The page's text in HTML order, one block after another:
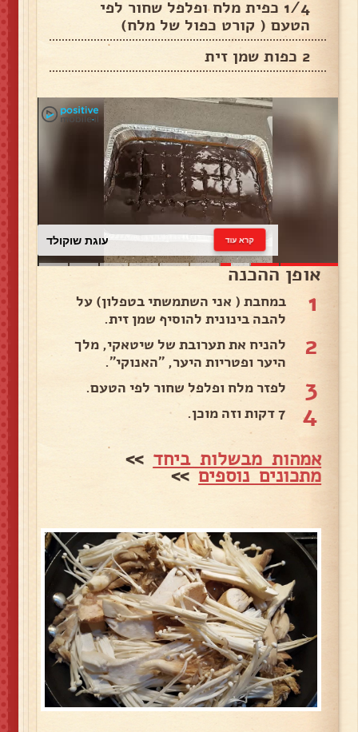
1/4 כפית מלח ופלפל שחור לפי
הטעם ( קורט כפול של מלח)
2 כפות שמן זית
עוגת שוקולד קרא עוד
אופן ההכנה
1
במחבת ( אני השתמשתי בטפלון) על
להבה בינונית להוסיף שמן זית.
2
להניח את תערובת של שיטאקי, מלך
היער ופטריות היער, ״האנוקי״.
3 לפזר מלח ופלפל שחור לפי הטעם.
4 7 דקות וזה מוכן.
אמהות מבשלות ביחד >>
מתכונים נוספים>>